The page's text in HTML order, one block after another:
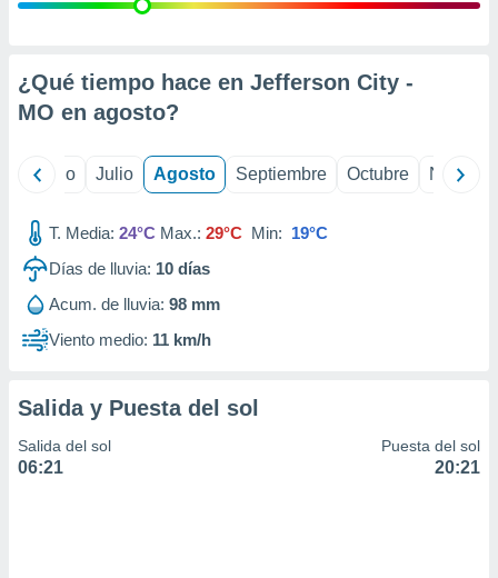
e
mediante
publicidad
de
1199
¿Qué tiempo hace en Jefferson City -
MO en agosto?
Junio Julio Agosto Septiembre Octubre
T. Media: 24°C Max.: 29°C Min: 19°C
Días de lluvia: 10 días
Acum. de lluvia: 98 mm
Viento medio: 11 km/h
Salida y Puesta del sol
Salida del sol
06:21
Puesta del sol
20:21